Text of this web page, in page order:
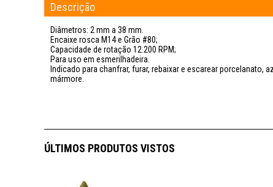
Descrição
Diâmetros: 2 mm a 38 mm.
Encaixe rosca M14 e Grão #80;
Capacidade de rotação 12.200 RPM;
Para uso em esmerilhadeira.
Indicado para chanfrar, furar, rebaixar e escarear porcelanato,
mármore.
ÚLTIMOS PRODUTOS VISTOS